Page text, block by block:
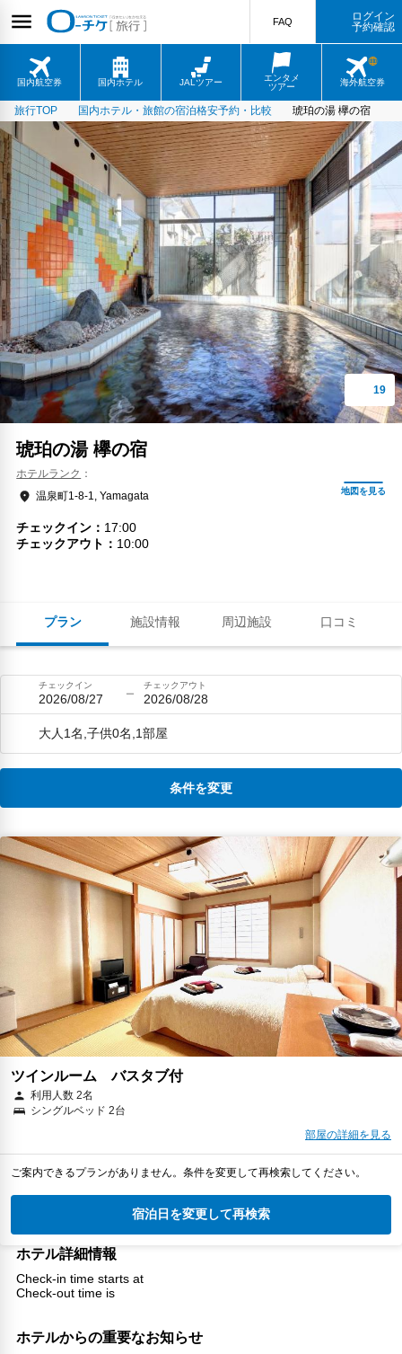
国内航空券 国内ホテル JALツアー
エンタメ
ツアー
海外航空券
FAQ
ログイン
予約確認
旅行TOP 国内ホテル・旅館の宿泊格安予約・比較 琥珀の湯 欅の宿
プラン 施設情報 周辺施設 口コミ
琥珀の湯 欅の宿
ホテルランク
温泉町1-8-1, Yamagata
チェックイン
17:00
チェックアウト
10:00
チェックイン
2026/08/27
チェックアウト
2026/08/28
大人1名,子供0名,1部屋
条件を変更
ツインルーム バスタブ付
利用人数 2名
シングルベッド 2台
部屋の詳細を見る
ご案内できるプランがありません。条件を変更して再検索してください。
宿泊日を変更して再検索
ホテル詳細情報
Check-in time starts at
Check-out time is
ホテルからの重要なお知らせ